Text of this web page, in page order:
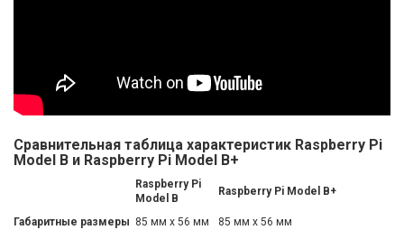
Сравнительная таблица характеристик Raspberry Pi
Model B и Raspberry Pi Model B+
Raspberry Pi
Model B
Raspberry Pi Model B+
Габаритные размеры 85 мм x 56 мм 85 мм x 56 мм